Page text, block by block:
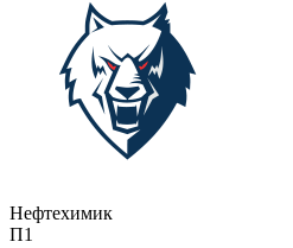
Нефтехимик
П1